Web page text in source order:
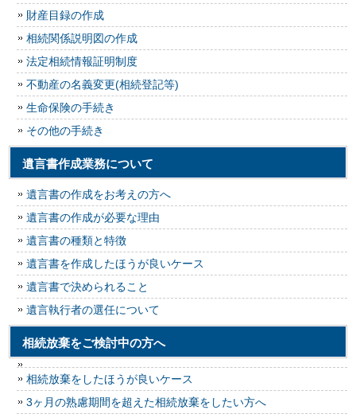
財産目録の作成
相続関係説明図の作成
法定相続情報証明制度
不動産の名義変更(相続登記等)
生命保険の手続き
その他の手続き
遺言書作成業務について
遺言書の作成をお考えの方へ
遺言書の作成が必要な理由
遺言書の種類と特徴
遺言書を作成したほうが良いケース
遺言書で決められること
遺言執行者の選任について
相続放棄をご検討中の方へ
相続放棄をしたほうが良いケース
3ヶ月の熟慮期間を超えた相続放棄をしたい方へ